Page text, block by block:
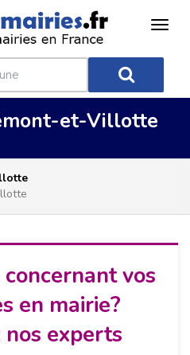
et-Villotte
vos
en mairie?
nos experts